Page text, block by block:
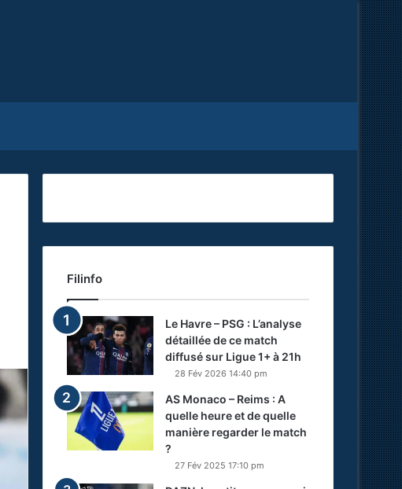
Filinfo
Le Havre – PSG : L’analyse
détaillée de ce match
diffusé sur Ligue 1+ à 21h
28 Fév 2026 14:40 pm
AS Monaco – Reims : A
quelle heure et de quelle
manière regarder le match
?
27 Fév 2025 17:10 pm